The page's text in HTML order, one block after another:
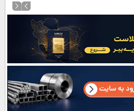
کردن
آرشیو
نظرسنجی
آب و هوا
اوقات شرعی
سواد زندگی